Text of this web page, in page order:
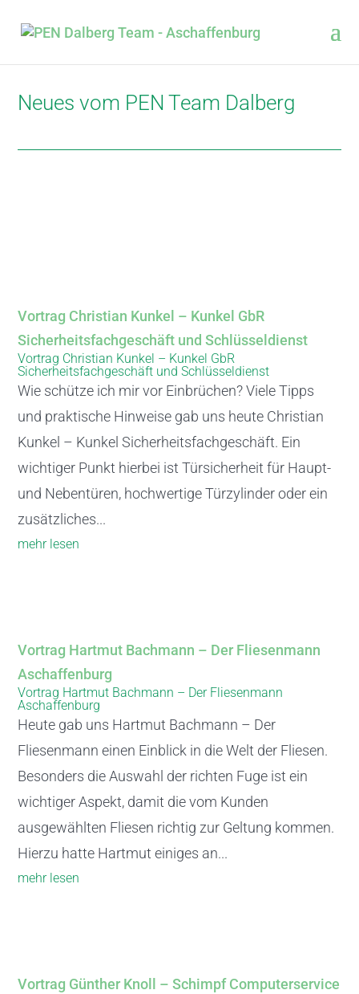
Neues vom PEN Team Dalberg
Vortrag Christian Kunkel – Kunkel GbR
Sicherheitsfachgeschäft und Schlüsseldienst
Vortrag Christian Kunkel – Kunkel GbR
Sicherheitsfachgeschäft und Schlüsseldienst
Wie schütze ich mir vor Einbrüchen? Viele Tipps
und praktische Hinweise gab uns heute Christian
Kunkel – Kunkel Sicherheitsfachgeschäft. Ein
wichtiger Punkt hierbei ist Türsicherheit für Haupt-
und Nebentüren, hochwertige Türzylinder oder ein
zusätzliches...
mehr lesen
Vortrag Hartmut Bachmann – Der Fliesenmann
Aschaffenburg
Vortrag Hartmut Bachmann – Der Fliesenmann
Aschaffenburg
Heute gab uns Hartmut Bachmann – Der
Fliesenmann einen Einblick in die Welt der Fliesen.
Besonders die Auswahl der richten Fuge ist ein
wichtiger Aspekt, damit die vom Kunden
ausgewählten Fliesen richtig zur Geltung kommen.
Hierzu hatte Hartmut einiges an...
mehr lesen
Vortrag Günther Knoll – Schimpf Computerservice